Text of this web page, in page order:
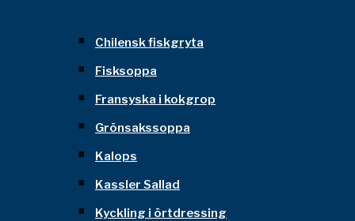
Chilensk fiskgryta
Fisksoppa
Fransyska i kokgrop
Grönsakssoppa
Kalops
Kassler Sallad
Kyckling i örtdressing